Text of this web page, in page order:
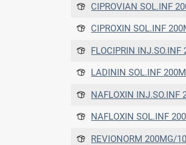
CIPROVIAN SOL.INF
CIPROXIN SOL.INF
FLOCIPRIN INJ.SO.INF
LADININ SOL.INF
NAFLOXIN INJ.SO.INF 200MG/
NAFLOXIN SOL.INF 200MG/
REVIONORM 200MG/